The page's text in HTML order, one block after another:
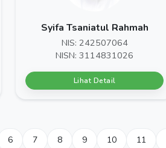
Syifa Tsaniatul Rahmah
NIS: 242507064
NISN: 3114831026
Lihat Detail
6 7 8 9 10 11